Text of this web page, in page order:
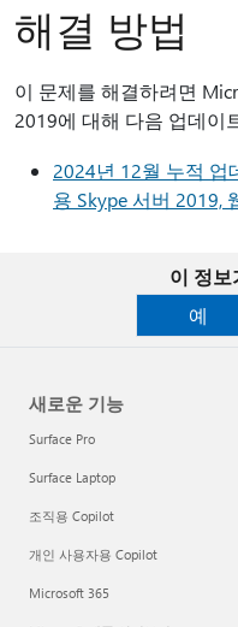
해결 방법
이 문제를 해결하려면
2019에 대해 다음 업데이
2024년 12월 누적 업
용 Skype 서버 2019,
이 정보
예
새로운 기능
Surface Pro
Surface Laptop
조직용 Copilot
개인 사용자용 Copilot
Microsoft 365